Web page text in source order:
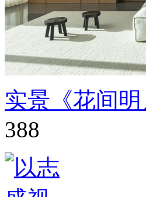
实景《花间
388